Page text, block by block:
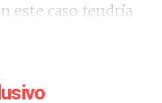
este caso tendría
el mensaje es